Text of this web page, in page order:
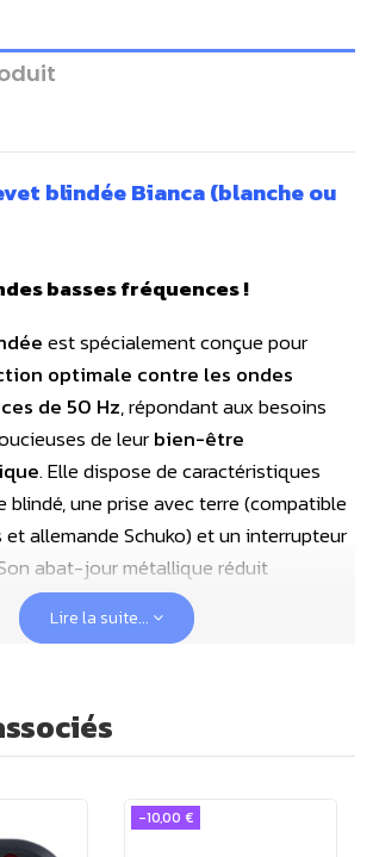
blindée Bianca (blanche ou
basses fréquences !
est spécialement conçue pour
optimale contre les ondes
de 50 Hz, répondant aux besoins
de leurbien-être
. Elle dispose de caractéristiques
blindé, une prise avec terre (compatible
allemande Schuko) et un interrupteur
abat-jour métallique réduit
le champ électrique. Pour améliorer
autour de l’ampoule, vous
de celle-ci.
bois, cette lampe est
Lire la suite...
-10,00 €